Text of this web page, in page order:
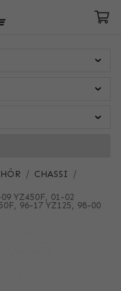
/ CHASSI /
YZ450F, 01-02
96-17 YZ125, 98-00